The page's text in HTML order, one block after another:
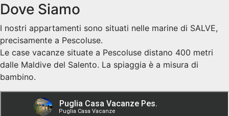
Dove Siamo
I nostri appartamenti sono situati nelle marine di SALVE,
precisamente a Pescoluse.
Le case vacanze situate a Pescoluse distano 400 metri
dalle Maldive del Salento. La spiaggia è a misura di
bambino.